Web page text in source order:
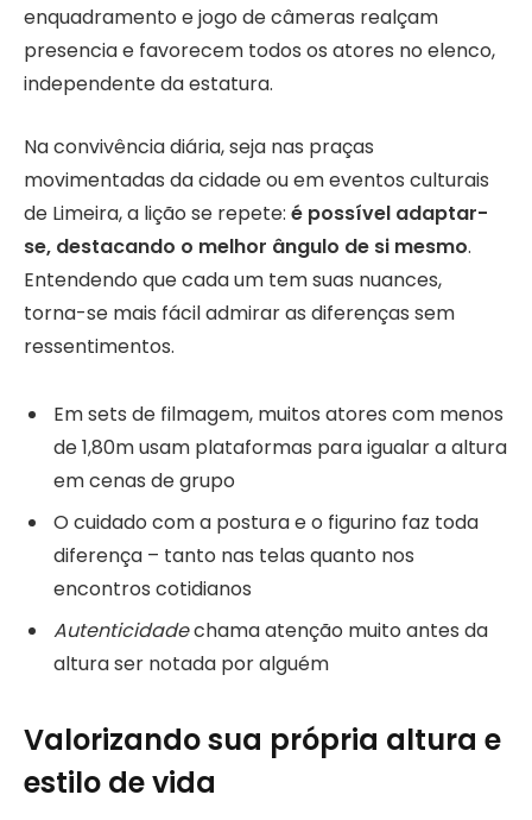
enquadramento e jogo de câmeras realçam
presencia e favorecem todos os atores no elenco,
independente da estatura.
Na convivência diária, seja nas praças
movimentadas da cidade ou em eventos culturais
de Limeira, a lição se repete: é possível adaptar-
se, destacando o melhor ângulo de si mesmo.
Entendendo que cada um tem suas nuances,
torna-se mais fácil admirar as diferenças sem
ressentimentos.
Em sets de filmagem, muitos atores com menos
de 1,80m usam plataformas para igualar a altura
em cenas de grupo
O cuidado com a postura e o figurino faz toda
diferença – tanto nas telas quanto nos
encontros cotidianos
Autenticidadechama atenção muito antes da
altura ser notada por alguém
Valorizando sua própria altura e
estilo de vida